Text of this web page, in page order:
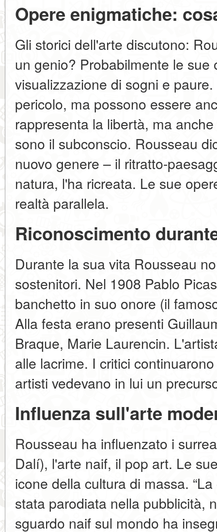
Opere enigmatiche:
Gli storici dell'arte discutono:
un genio? Probabilmente le sue
visualizzazione di sogni e
pericolo, ma possono essere
rappresenta la libertà, ma
sono il subconscio. Rousseau
nuovo genere – il ritratto-
natura, l'ha ricreata. Le sue
realtà parallela.
Riconoscimento
Durante la sua vita Rousseau
sostenitori. Nel 1908 Pablo
banchetto in suo onore (il
Alla festa erano presenti
Braque, Marie Laurencin.
alle lacrime. I critici
artisti vedevano in lui un
Influenza sull'arte
Rousseau ha influenzato i
Dalí), l'arte naif, il pop art. Le
icone della cultura di massa.
stata parodiata nella pubblicità,
sguardo naif sul mondo ha